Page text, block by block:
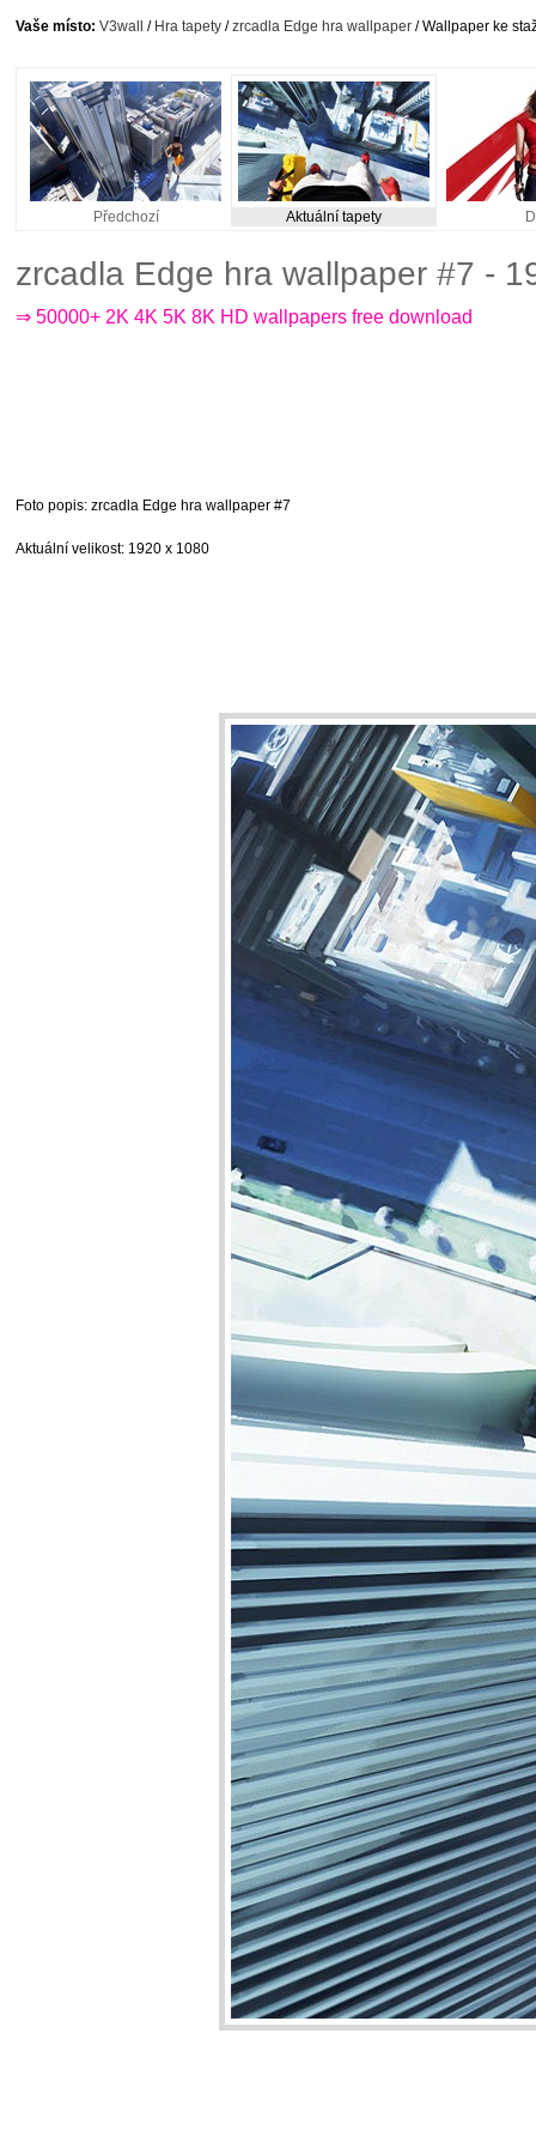
Vaše místo: V3wall / Hra tapety /zrcadla Edge hra wallpaper / Wallpaper ke
Předchozí Aktuální tapety
zrcadla Edge hra wallpaper #7 -
⇒ 50000+ 2K 4K 5K 8K HD wallpapers free download
Foto popis: zrcadla Edge hra wallpaper #7
Aktuální velikost: 1920 x 1080